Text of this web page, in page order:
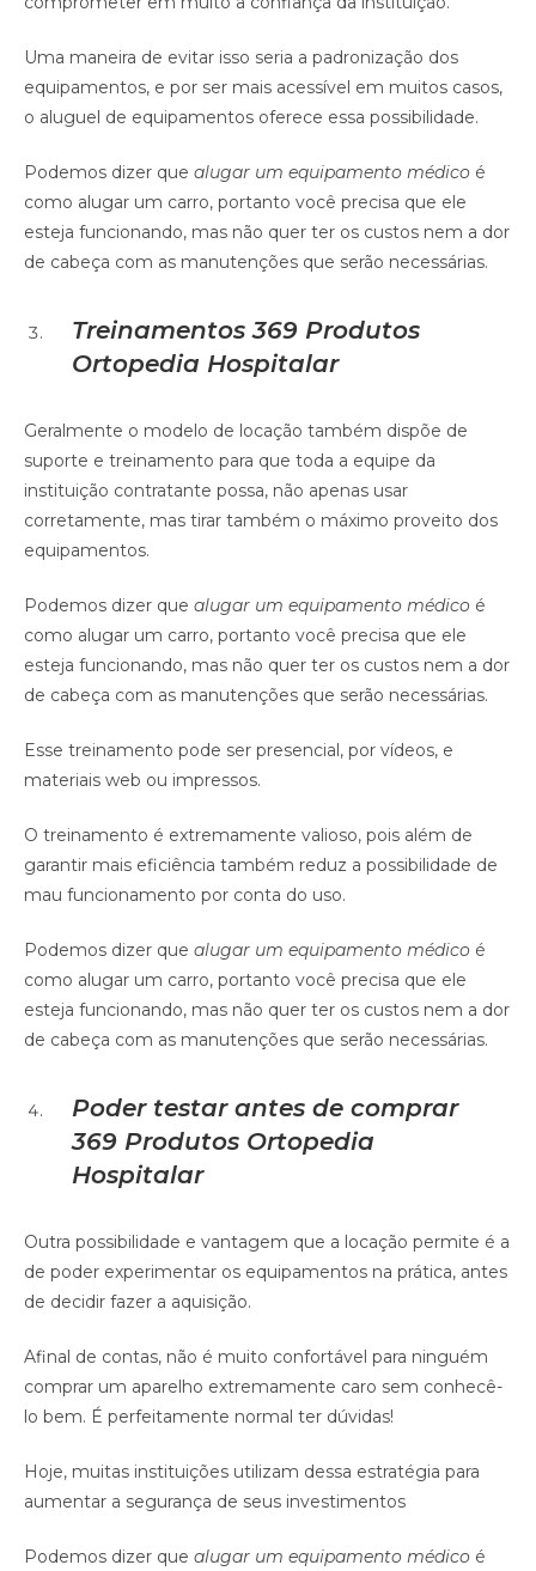
Uma maneira de evitar isso seria a padronização dos
equipamentos, e por ser mais acessível em muitos casos,
o aluguel de equipamentos oferece essa possibilidade.
Podemos dizer que alugar um equipamento médico é
como alugar um carro, portanto você precisa que ele
esteja funcionando, mas não quer ter os custos nem a dor
de cabeça com as manutenções que serão necessárias.
Treinamentos369 Produtos
Ortopedia Hospitalar
Geralmente o modelo de locação também dispõe de
suporte e treinamento para que toda a equipe da
instituição contratante possa, não apenas usar
corretamente, mas tirar também o máximo proveito dos
equipamentos.
Podemos dizer que alugar um equipamento médico é
como alugar um carro, portanto você precisa que ele
esteja funcionando, mas não quer ter os custos nem a dor
de cabeça com as manutenções que serão necessárias.
Esse treinamento pode ser presencial, por vídeos, e
materiais web ou impressos.
O treinamento é extremamente valioso, pois além de
garantir mais eficiência também reduz a possibilidade de
mau funcionamento por conta do uso.
Podemos dizer que alugar um equipamento médico é
como alugar um carro, portanto você precisa que ele
esteja funcionando, mas não quer ter os custos nem a dor
de cabeça com as manutenções que serão necessárias.
Poder testar antes de comprar
369 Produtos Ortopedia
Hospitalar
Outra possibilidade e vantagem que a locação permite é a
de poder experimentar os equipamentos na prática, antes
de decidir fazer a aquisição.
Afinal de contas, não é muito confortável para ninguém
comprar um aparelho extremamente caro sem conhecê-
lo bem. É perfeitamente normal ter dúvidas!
Hoje, muitas instituições utilizam dessa estratégia para
aumentar a segurança de seus investimentos
Podemos dizer que alugar um equipamento médico é